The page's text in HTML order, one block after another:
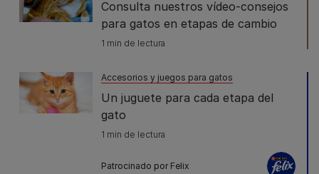
Consulta nuestros vídeo-consejos
para gatos en etapas de cambio
1 min de lectura
Accesorios y juegos para gatos
Un juguete para cada etapa del
gato
1 min de lectura
Patrocinado por Felix